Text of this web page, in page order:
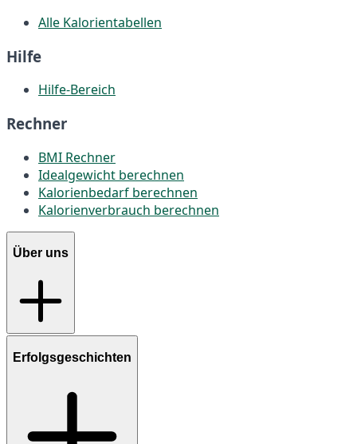
Alle Kalorientabellen
Hilfe
Hilfe-Bereich
Rechner
BMI Rechner
Idealgewicht berechnen
Kalorienbedarf berechnen
Kalorienverbrauch berechnen
Über uns
Erfolgsgeschichten